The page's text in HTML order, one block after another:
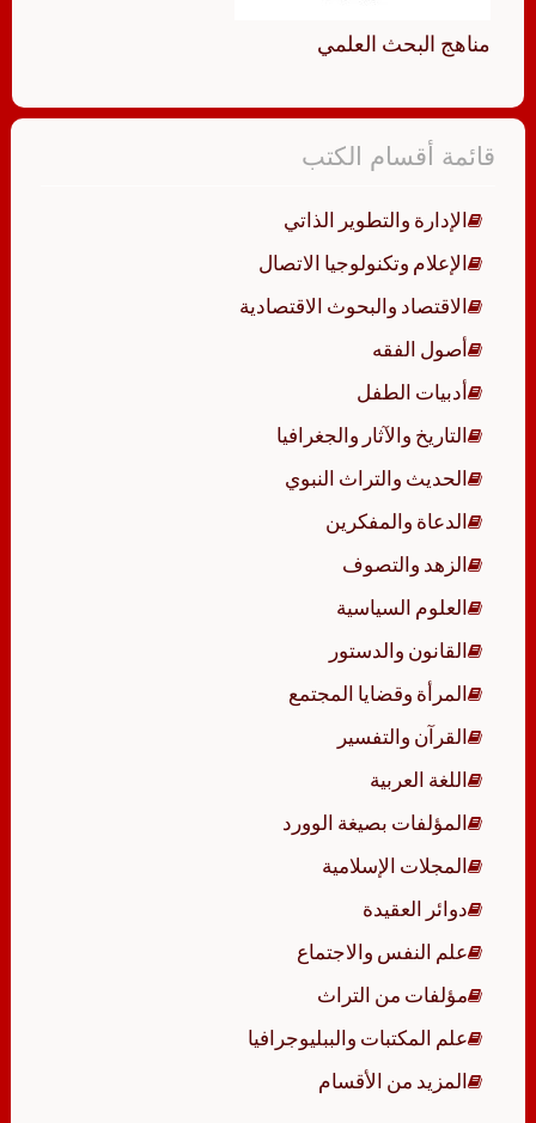
مناهج البحث العلمي
قائمة أقسام الكتب
الإدارة والتطوير الذاتي
الإعلام وتكنولوجيا الاتصال
الاقتصاد والبحوث الاقتصادية
أصول الفقه
أدبيات الطفل
التاريخ والآثار والجغرافيا
الحديث والتراث النبوي
الدعاة والمفكرين
الزهد والتصوف
العلوم السياسية
القانون والدستور
المرأة وقضايا المجتمع
القرآن والتفسير
اللغة العربية
المؤلفات بصيغة الوورد
المجلات الإسلامية
دوائر العقيدة
علم النفس والاجتماع
مؤلفات من التراث
علم المكتبات والببليوجرافيا
المزيد من الأقسام